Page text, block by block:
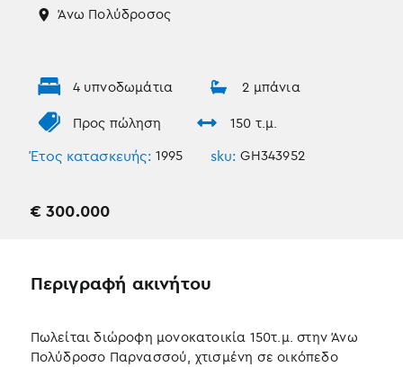
Άνω Πολύδροσος
o
r
d
I
4 υπνοδωμάτια 2 μπάνια
Προς πώληση 150 τ.μ.
Έτος κατασκευής: 1995 sku: GH343952
€ 300.000
Περιγραφή ακινήτου
Πωλείται διώροφη μονοκατοικία 150τ.μ. στην Άνω
Πολύδροσο Παρνασσού, χτισμένη σε οικόπεδο